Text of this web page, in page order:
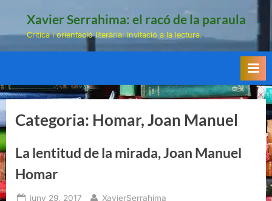
Xavier Serrahima: el racó de la paraula
Crítica i orientació literària: invitació a la lectura.
Categoria: Homar, Joan Manuel
La lentitud de la mirada, Joan Manuel
Homar
Posted
juny 29, 2017 By
XavierSerrahima